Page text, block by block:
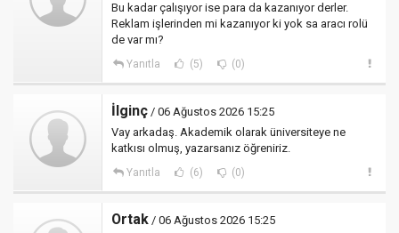
Bu kadar çalışıyor ise para da kazanıyor derler.
Reklam işlerinden mi kazanıyor ki yok sa aracı rolü
de var mı?
Yanıtla (5) (0)
İlginç / 06 Ağustos 2026 15:25
Vay arkadaş. Akademik olarak üniversiteye ne
katkısı olmuş, yazarsanız öğreniriz.
Yanıtla (6) (0)
Ortak / 06 Ağustos 2026 15:25